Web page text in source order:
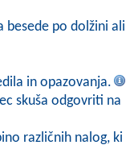
besede po dolžini ali
in opazovanja.
skuša odgovriti na
različnih nalog, ki